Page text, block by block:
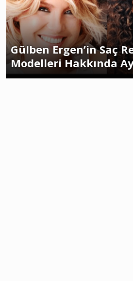
Gülben Ergen’in Saç
Modelleri Hakkında